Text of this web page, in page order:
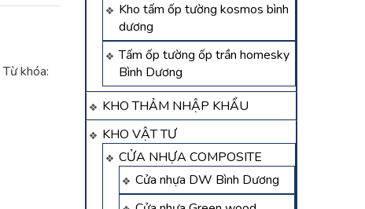
Kho tấm ốp tường kosmos bình
dương
Tấm ốp tường ốp trần homesky
Bình Dương
KHO THẢM NHẬP KHẨU
KHO VẬT TƯ
CỬA NHỰA COMPOSITE
Cửa nhựa DW Bình Dương
Từ khóa: